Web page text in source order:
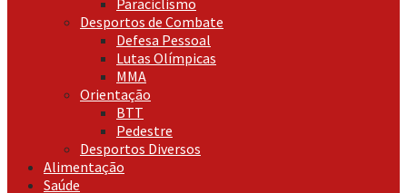
Paraciclismo
Desportos de Combate
Defesa Pessoal
Lutas Olímpicas
MMA
Orientação
BTT
Pedestre
Desportos Diversos
Alimentação
Saúde